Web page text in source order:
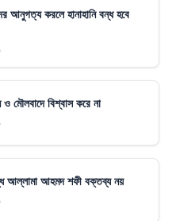
আনুগত্য করলে হানাহানি বন্ধ হবে
মৌলবাদে বিশ্বাস করে না
আল্লামা আহমদ শফী বক্তব্য নয়